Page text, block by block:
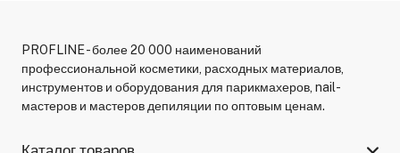
PROFLINE - более 20 000 наименований
профессиональной косметики, расходных материалов,
инструментов и оборудования для парикмахеров, nail-
мастеров и мастеров депиляции по оптовым ценам.